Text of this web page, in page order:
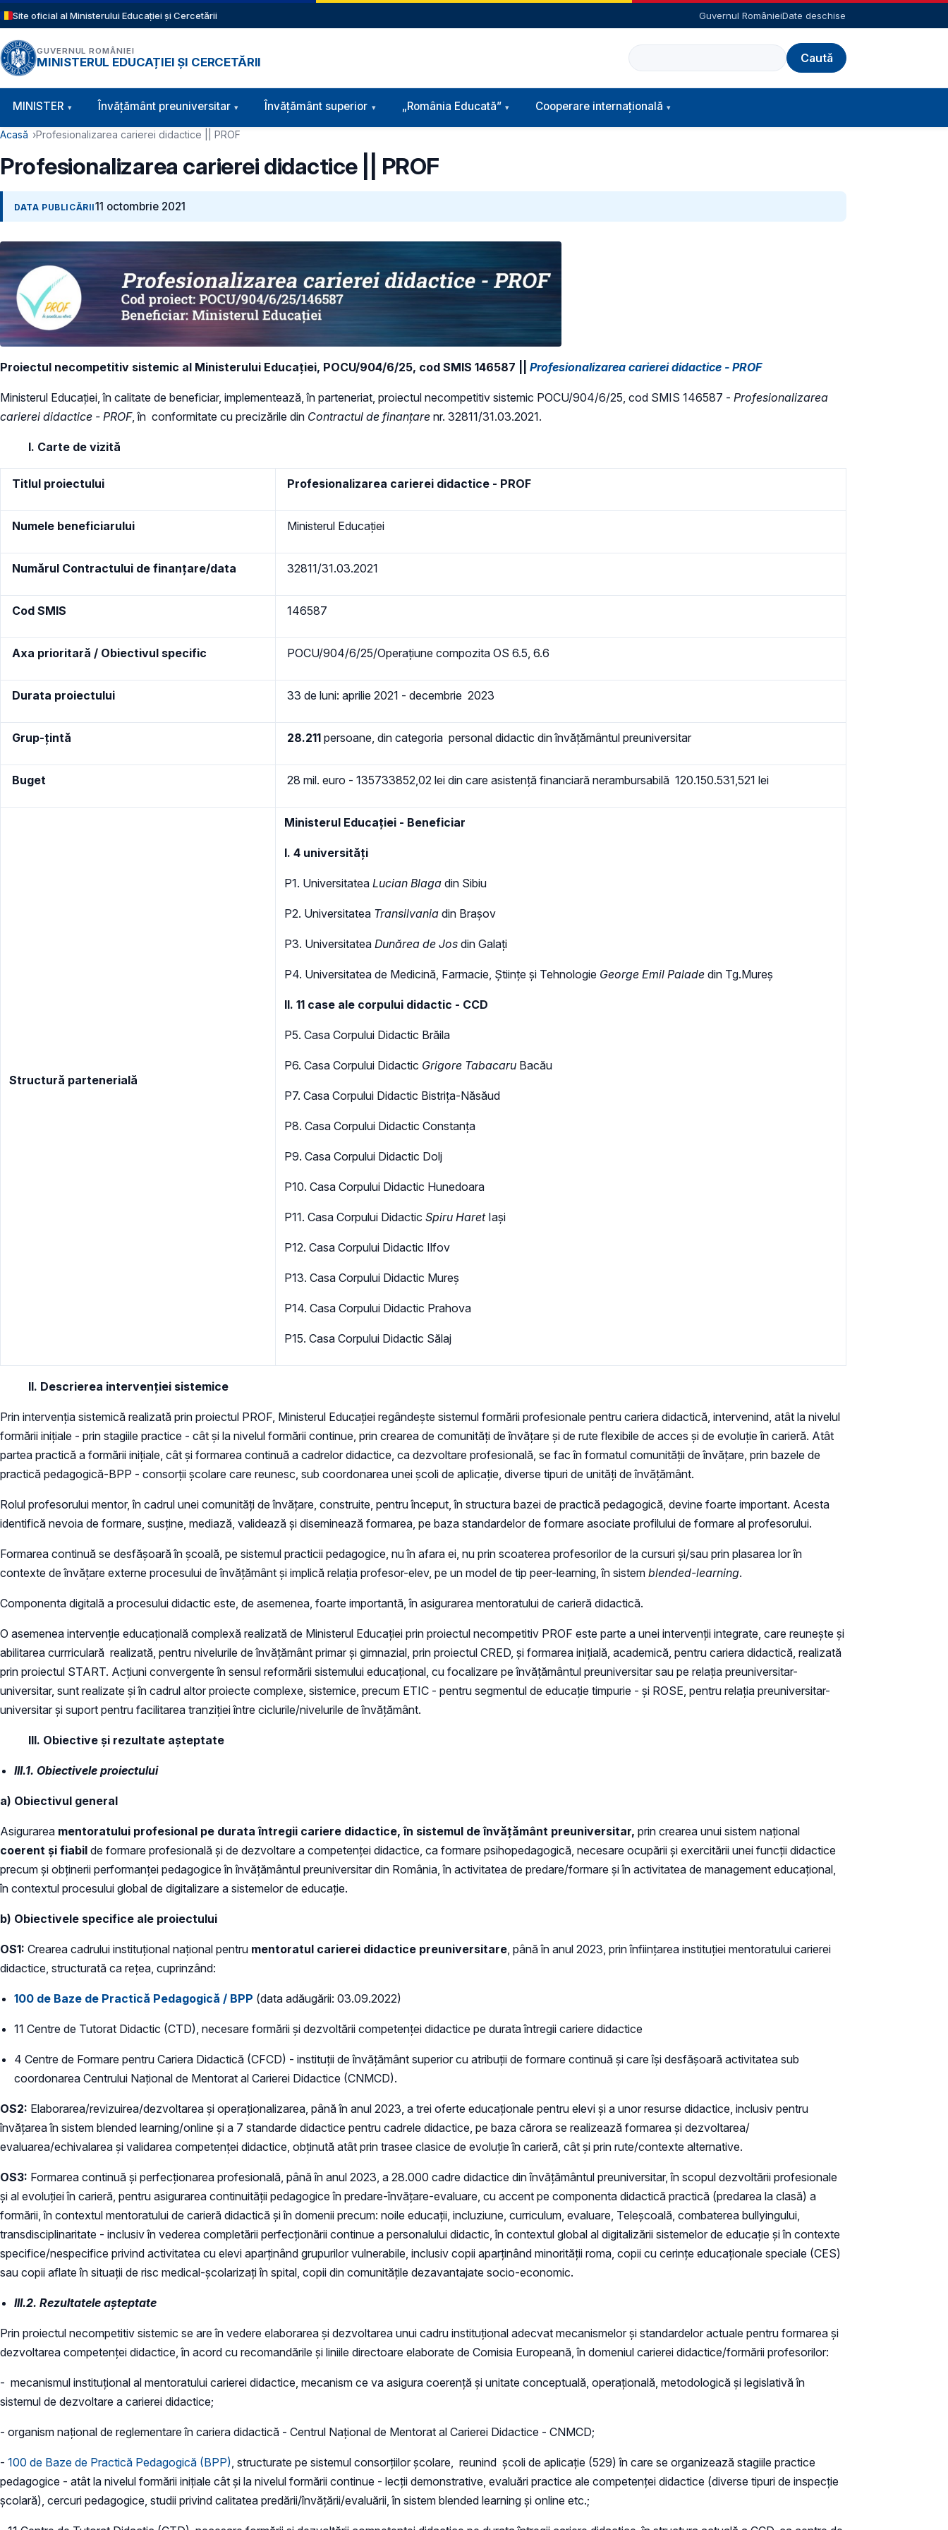
Sari la conținutul principal
Site oficial al Ministerului Educației și Cercetării Guvernul RomânieiDate deschise
GUVERNUL ROMÂNIEI
MINISTERUL EDUCAȚIEI ȘI CERCETĂRII
Caută
Navigație principală
MINISTER Învăţământ preuniversitar Învățământ superior „România Educată” Cooperare internațională
Cale de navigare
Acasă Profesionalizarea carierei didactice || PROF
Profesionalizarea carierei didactice || PROF
DATA PUBLICĂRII11 octombrie 2021
Proiectul necompetitiv sistemic al Ministerului Educației, POCU/904/6/25, cod SMIS 146587 || Profesionalizarea carierei didactice - PROF
Ministerul Educației, în calitate de beneficiar, implementează, în parteneriat, proiectul necompetitiv sistemic POCU/904/6/25, cod SMIS 146587 - Profesionalizarea
carierei didactice - PROF, în conformitate cu precizările din Contractul de finanțare nr. 32811/31.03.2021.
I. Carte de vizită
Titlul proiectului Profesionalizarea carierei didactice - PROF
Numele beneficiarului Ministerul Educației
Numărul Contractului de finanțare/data 32811/31.03.2021
Cod SMIS 146587
Axa prioritară / Obiectivul specific POCU/904/6/25/Operațiune compozita OS 6.5, 6.6
Durata proiectului 33 de luni: aprilie 2021 - decembrie 2023
Grup-țintă 28.211 persoane, din categoria personal didactic din învățământul preuniversitar
Buget 28 mil. euro - 135733852,02 lei din care asistență financiară nerambursabilă 120.150.531,521 lei
Structură partenerială
Ministerul Educației - Beneficiar
I. 4 universități
P1. Universitatea Lucian Blaga din Sibiu
P2. Universitatea Transilvania din Brașov
P3. Universitatea Dunărea de Jos din Galați
P4. Universitatea de Medicină, Farmacie, Științe și Tehnologie George Emil Palade din Tg.Mureș
II. 11 case ale corpului didactic - CCD
P5. Casa Corpului Didactic Brăila
P6. Casa Corpului Didactic Grigore Tabacaru Bacău
P7. Casa Corpului Didactic Bistrița-Năsăud
P8. Casa Corpului Didactic Constanța
P9. Casa Corpului Didactic Dolj
P10. Casa Corpului Didactic Hunedoara
P11. Casa Corpului Didactic Spiru HaretIași
P12. Casa Corpului Didactic Ilfov
P13. Casa Corpului Didactic Mureș
P14. Casa Corpului Didactic Prahova
P15. Casa Corpului Didactic Sălaj
II. Descrierea intervenției sistemice
Prin intervenția sistemică realizată prin proiectul PROF, Ministerul Educației regândește sistemul formării profesionale pentru cariera didactică, intervenind, atât la nivelul
formării inițiale - prin stagiile practice - cât și la nivelul formării continue, prin crearea de comunități de învățare și de rute flexibile de acces și de evoluție în carieră. Atât
partea practică a formării inițiale, cât și formarea continuă a cadrelor didactice, ca dezvoltare profesională, se fac în formatul comunității de învățare, prin bazele de
practică pedagogică-BPP - consorții școlare care reunesc, sub coordonarea unei școli de aplicație, diverse tipuri de unități de învățământ.
Rolul profesorului mentor, în cadrul unei comunități de învățare, construite, pentru început, în structura bazei de practică pedagogică, devine foarte important. Acesta
identifică nevoia de formare, susține, mediază, validează și diseminează formarea, pe baza standardelor de formare asociate profilului de formare al profesorului.
Formarea continuă se desfășoară în școală, pe sistemul practicii pedagogice, nu în afara ei, nu prin scoaterea profesorilor de la cursuri și/sau prin plasarea lor în
contexte de învățare externe procesului de învățământ și implică relația profesor-elev, pe un model de tip peer-learning, în sistem blended-learning.
Componenta digitală a procesului didactic este, de asemenea, foarte importantă, în asigurarea mentoratului de carieră didactică.
O asemenea intervenție educațională complexă realizată de Ministerul Educației prin proiectul necompetitiv PROF este parte a unei intervenții integrate, care reunește și
abilitarea currriculară realizată, pentru nivelurile de învățământ primar și gimnazial, prin proiectul CRED, și formarea inițială, academică, pentru cariera didactică, realizată
prin proiectul START. Acțiuni convergente în sensul reformării sistemului educațional, cu focalizare pe învățământul preuniversitar sau pe relația preuniversitar-
universitar, sunt realizate și în cadrul altor proiecte complexe, sistemice, precum ETIC - pentru segmentul de educație timpurie - și ROSE, pentru relația preuniversitar-
universitar și suport pentru facilitarea tranziției între ciclurile/nivelurile de învățământ.
III. Obiective și rezultate așteptate
III.1. Obiectivele proiectului
a) Obiectivul general
Asigurarea mentoratului profesional pe durata întregii cariere didactice, în sistemul de învățământ preuniversitar, prin crearea unui sistem național
coerent și fiabil de formare profesională și de dezvoltare a competenței didactice, ca formare psihopedagogică, necesare ocupării și exercitării unei funcții didactice
precum și obținerii performanței pedagogice în învățământul preuniversitar din România, în activitatea de predare/formare și în activitatea de management educațional,
în contextul procesului global de digitalizare a sistemelor de educație.
b) Obiectivele specifice ale proiectului
OS1: Crearea cadrului instituțional național pentru mentoratul carierei didactice preuniversitare, până în anul 2023, prin înființarea instituției mentoratului carierei
didactice, structurată ca rețea, cuprinzând:
100 de Baze de Practică Pedagogică / BPP (data adăugării: 03.09.2022)
11 Centre de Tutorat Didactic (CTD), necesare formării și dezvoltării competenței didactice pe durata întregii cariere didactice
4 Centre de Formare pentru Cariera Didactică (CFCD) - instituții de învățământ superior cu atribuții de formare continuă și care își desfășoară activitatea sub
coordonarea Centrului Național de Mentorat al Carierei Didactice (CNMCD).
OS2: Elaborarea/revizuirea/dezvoltarea și operaționalizarea, până în anul 2023, a trei oferte educaționale pentru elevi și a unor resurse didactice, inclusiv pentru
învățarea în sistem blended learning/online și a 7 standarde didactice pentru cadrele didactice, pe baza cărora se realizează formarea și dezvoltarea/
evaluarea/echivalarea și validarea competenței didactice, obținută atât prin trasee clasice de evoluție în carieră, cât și prin rute/contexte alternative.
OS3: Formarea continuă și perfecționarea profesională, până în anul 2023, a 28.000 cadre didactice din învățământul preuniversitar, în scopul dezvoltării profesionale
și al evoluției în carieră, pentru asigurarea continuității pedagogice în predare-învățare-evaluare, cu accent pe componenta didactică practică (predarea la clasă) a
formării, în contextul mentoratului de carieră didactică și în domenii precum: noile educații, incluziune, curriculum, evaluare, Teleșcoală, combaterea bullyingului,
transdisciplinaritate - inclusiv în vederea completării perfecționării continue a personalului didactic, în contextul global al digitalizării sistemelor de educație și în contexte
specifice/nespecifice privind activitatea cu elevi aparținând grupurilor vulnerabile, inclusiv copii aparținând minorității roma, copii cu cerințe educaționale speciale (CES)
sau copii aflate în situații de risc medical-școlarizați în spital, copii din comunitățile dezavantajate socio-economic.
III.2. Rezultatele așteptate
Prin proiectul necompetitiv sistemic se are în vedere elaborarea și dezvoltarea unui cadru instituțional adecvat mecanismelor și standardelor actuale pentru formarea și
dezvoltarea competenței didactice, în acord cu recomandările și liniile directoare elaborate de Comisia Europeană, în domeniul carierei didactice/formării profesorilor:
- mecanismul instituțional al mentoratului carierei didactice, mecanism ce va asigura coerență și unitate conceptuală, operațională, metodologică și legislativă în
sistemul de dezvoltare a carierei didactice;
- organism național de reglementare în cariera didactică - Centrul Național de Mentorat al Carierei Didactice - CNMCD;
- 100 de Baze de Practică Pedagogică (BPP), structurate pe sistemul consorțiilor școlare, reunind școli de aplicație (529) în care se organizează stagiile practice
pedagogice - atât la nivelul formării inițiale cât și la nivelul formării continue - lecții demonstrative, evaluări practice ale competenței didactice (diverse tipuri de inspecție
școlară), cercuri pedagogice, studii privind calitatea predării/învățării/evaluării, în sistem blended learning și online etc.;